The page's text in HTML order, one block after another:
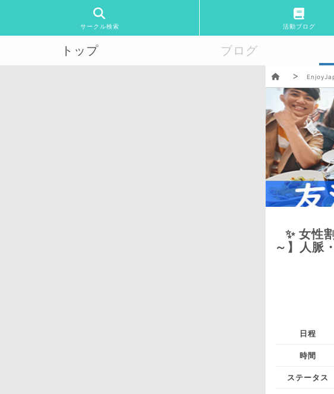
サークル検索 活動ブログ
トップ ブログ
✨ 女性
～】人脈
日程
時間
ステータス